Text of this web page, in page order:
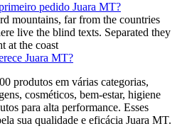
pedido Juara MT?
mountains, far from the countries
live the blind texts. Separated they
at the coast
Juara MT?
produtos em várias categorias,
cosméticos, bem-estar, higiene
para alta performance. Esses
sua qualidade e eficácia Juara MT.